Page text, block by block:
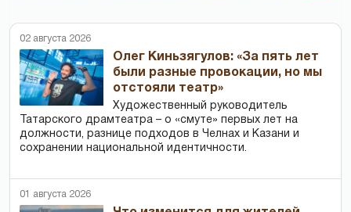
02 августа 2026
Олег Киньзягулов: «За пять лет
были разные провокации, но мы
отстояли театр»
Художественный руководитель
Татарского драмтеатра – о «смуте» первых лет на
должности, разнице подходов в Челнах и Казани и
сохранении национальной идентичности.
01 августа 2026